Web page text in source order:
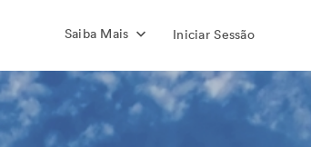
Saiba Mais Iniciar Sessão